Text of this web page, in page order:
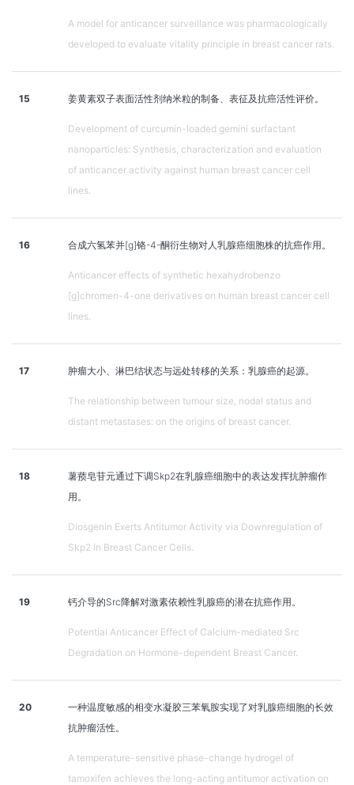
A model for anticancer surveillance was pharmacologically
developed to evaluate vitality principle in breast cancer rats.
15 姜黄素双子表面活性剂纳米粒的制备、表征及抗癌活性评价。
Development of curcumin-loaded gemini surfactant
nanoparticles: Synthesis, characterization and evaluation
of anticancer activity against human breast cancer cell
lines.
16 合成六氢苯并[g]铬-4-酮衍生物对人乳腺癌细胞株的抗癌作用。
Anticancer effects of synthetic hexahydrobenzo
[g]chromen-4-one derivatives on human breast cancer cell
lines.
17 肿瘤大小、淋巴结状态与远处转移的关系：乳腺癌的起源。
The relationship between tumour size, nodal status and
distant metastases: on the origins of breast cancer.
18
薯蓣皂苷元通过下调Skp2在乳腺癌细胞中的表达发挥抗肿瘤作
用。
Diosgenin Exerts Antitumor Activity via Downregulation of
Skp2 in Breast Cancer Cells.
19 钙介导的Src降解对激素依赖性乳腺癌的潜在抗癌作用。
Potential Anticancer Effect of Calcium-mediated Src
Degradation on Hormone-dependent Breast Cancer.
20
一种温度敏感的相变水凝胶三苯氧胺实现了对乳腺癌细胞的长效
抗肿瘤活性。
A temperature-sensitive phase-change hydrogel of
tamoxifen achieves the long-acting antitumor activation on